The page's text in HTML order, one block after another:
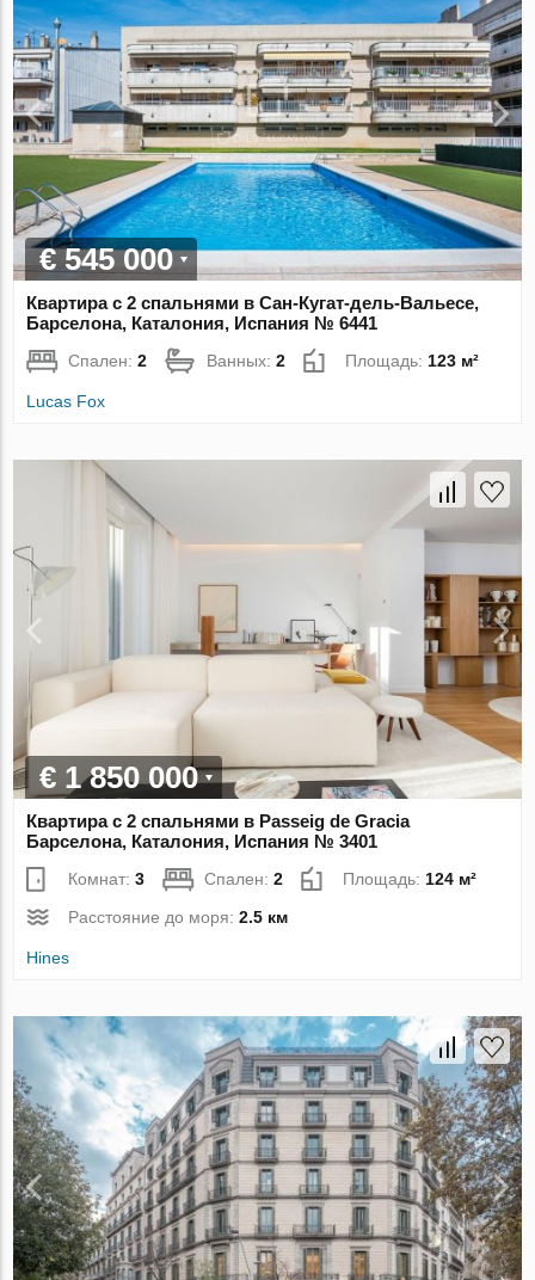
€ 545 000
Квартира с 2 спальнями в Сан-Кугат-дель-Вальесе,
Барселона, Каталония, Испания № 6441
Спален:2 Ванных:2 Площадь:123 м²
Lucas Fox
€ 1 850 000
Квартира с 2 спальнями в Passeig de Gracia
Барселона, Каталония, Испания № 3401
Комнат:3 Спален:2 Площадь: 124 м²
Расстояние до моря:2.5 км
Hines